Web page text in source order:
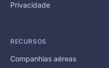
Privacidade
RECURSOS
Companhias aéreas